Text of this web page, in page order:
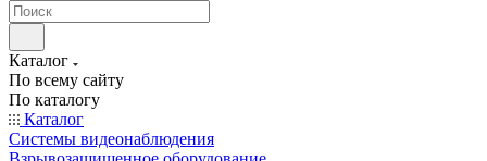
Каталог
По всему сайту
По каталогу
Каталог
Системы видеонаблюдения